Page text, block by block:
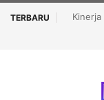
TERBARUSabet Popular